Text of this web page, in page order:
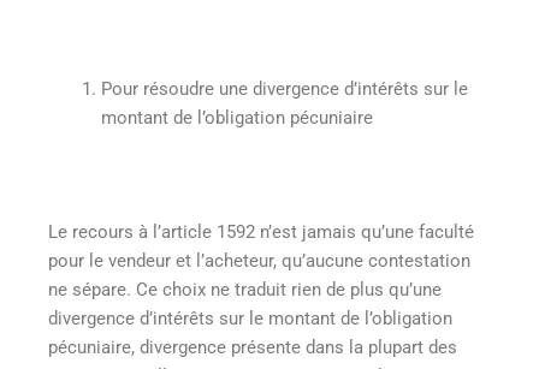
Pour résoudre une divergence d’intérêts sur le
montant de l’obligation pécuniaire
Le recours à l’article 1592 n’est jamais qu’une faculté
pour le vendeur et l’acheteur, qu’aucune contestation
ne sépare. Ce choix ne traduit rien de plus qu’une
divergence d’intérêts sur le montant de l’obligation
pécuniaire, divergence présente dans la plupart des